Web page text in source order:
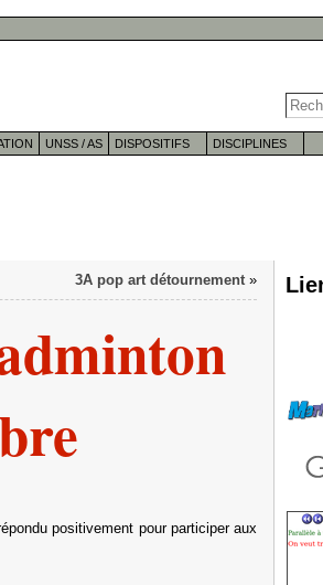
UNSS / AS DISPOSITIFS DISCIPLINES
3A pop art détournement»
positivement pour participer aux